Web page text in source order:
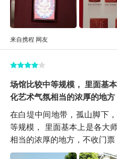
来自携程 网友
场馆比较中等规模， 里面基
化艺术气氛相当的浓厚的地方
在白堤中间地带，孤山脚下
等规模， 里面基本上是各大
相当的浓厚的地方，不收门票